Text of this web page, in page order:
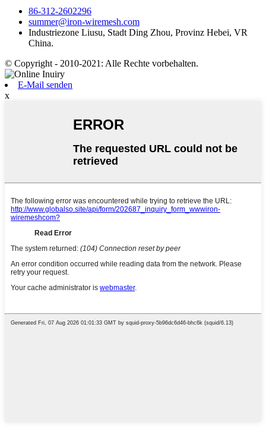
86-312-2602296
summer@iron-wiremesh.com
Industriezone Liusu, Stadt Ding Zhou, Provinz Hebei, VR
China.
© Copyright - 2010-2021: Alle Rechte vorbehalten.
E-Mail senden
x